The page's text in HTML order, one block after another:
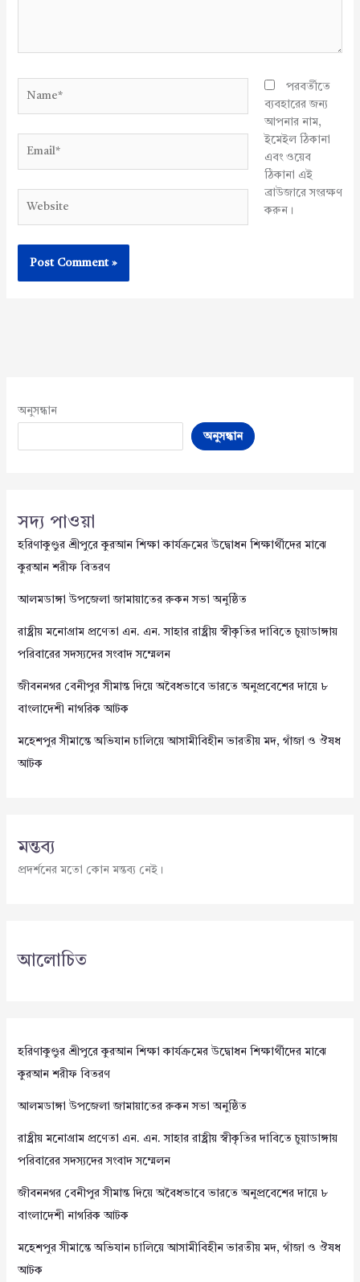
পরবর্তীতে
ব্যবহারের জন্য
আপনার নাম,
ইমেইল ঠিকানা
এবং ওয়েব
ঠিকানা এই
ব্রাউজারে সংরক্ষণ
করুন।
অনুসন্ধান
অনুসন্ধান
সদ্য পাওয়া
হরিণাকুণ্ডুর শ্রীপুরে কুরআন শিক্ষা কার্যক্রমের উদ্বোধন শিক্ষার্থীদের মাঝে
কুরআন শরীফ বিতরণ
আলমডাঙ্গা উপজেলা জামায়াতের রুকন সভা অনুষ্ঠিত
রাষ্ট্রীয় মনোগ্রাম প্রণেতা এন. এন. সাহার রাষ্ট্রীয় স্বীকৃতির দাবিতে চুয়াডাঙ্গায়
পরিবারের সদস্যদের সংবাদ সম্মেলন
জীবননগর বেনীপুর সীমান্ত দিয়ে অবৈধভাবে ভারতে অনুপ্রবেশের দায়ে ৮
বাংলাদেশী নাগরিক আটক
মহেশপুর সীমান্তে অভিযান চালিয়ে আসামীবিহীন ভারতীয় মদ, গাঁজা ও ঔষধ
আটক
মন্তব্য
প্রদর্শনের মতো কোন মন্তব্য নেই।
আলোচিত
হরিণাকুণ্ডুর শ্রীপুরে কুরআন শিক্ষা কার্যক্রমের উদ্বোধন শিক্ষার্থীদের মাঝে
কুরআন শরীফ বিতরণ
আলমডাঙ্গা উপজেলা জামায়াতের রুকন সভা অনুষ্ঠিত
রাষ্ট্রীয় মনোগ্রাম প্রণেতা এন. এন. সাহার রাষ্ট্রীয় স্বীকৃতির দাবিতে চুয়াডাঙ্গায়
পরিবারের সদস্যদের সংবাদ সম্মেলন
জীবননগর বেনীপুর সীমান্ত দিয়ে অবৈধভাবে ভারতে অনুপ্রবেশের দায়ে ৮
বাংলাদেশী নাগরিক আটক
মহেশপুর সীমান্তে অভিযান চালিয়ে আসামীবিহীন ভারতীয় মদ, গাঁজা ও ঔষধ
আটক